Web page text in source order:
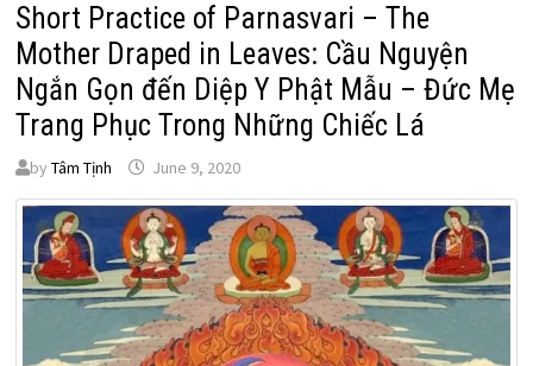
Short Practice of Parnasvari – The
Mother Draped in Leaves: Cầu Nguyện
Ngắn Gọn đến Diệp Y Phật Mẫu – Đức Mẹ
Trang Phục Trong Những Chiếc Lá
by Tâm Tịnh June 9, 2020